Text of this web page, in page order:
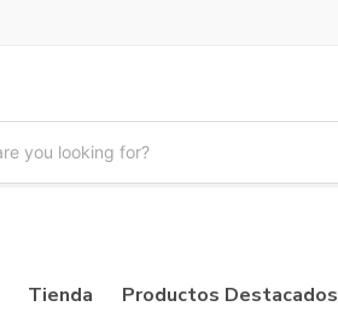
Tienda Productos Destacados